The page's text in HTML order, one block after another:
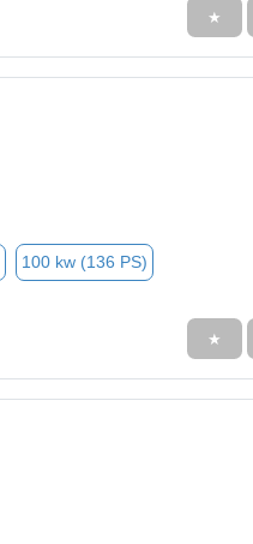
★
100 kw (136 PS)
★